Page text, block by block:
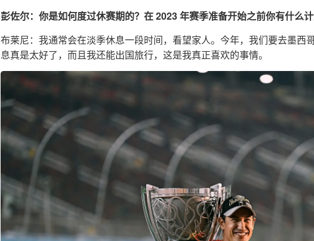
彭佐尔：你是如何度过休赛期的？在 2023 年赛季准备开始之前你有什么计
布莱尼：我通常会在淡季休息一段时间，看望家人。今年，我们要去墨西
息真是太好了，而且我还能出国旅行，这是我真正喜欢的事情。